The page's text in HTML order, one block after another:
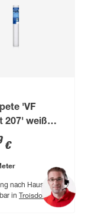
'VF
207' weiß
m
€
nach Hause
in Troisdorf